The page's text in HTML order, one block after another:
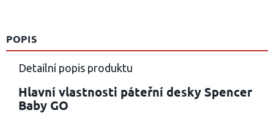
POPIS
Detailní popis produktu
Hlavní vlastnosti páteřní desky Spencer
Baby GO